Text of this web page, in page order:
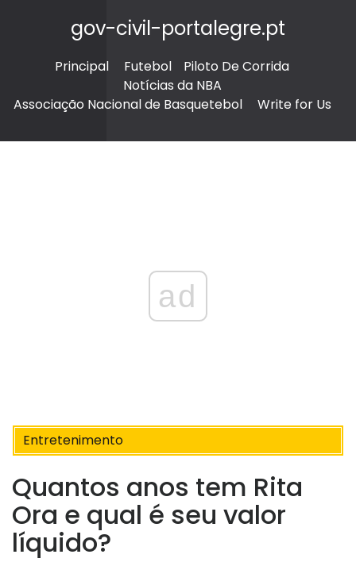
gov-civil-portalegre.pt
Principal Futebol
Piloto De Corrida
Notícias da NBA
Associação Nacional de Basquetebol
Write for Us
ad
Entretenimento
Quantos anos tem Rita
Ora e qual é seu valor
líquido?